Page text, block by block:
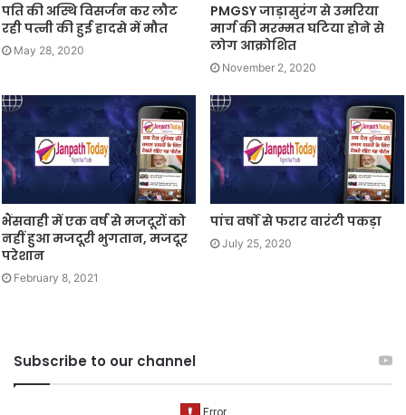
पति की अस्थि विसर्जन कर लौट
रही पत्नी की हुई हादसे में मौत
May 28, 2020
PMGSY जाड़ासुरंग से उमरिया
मार्ग की मरम्मत घटिया होने से
लोग आक्रोशित
November 2, 2020
भैंसवाही में एक वर्ष से मजदूरों को
नहीं हुआ मजदूरी भुगतान, मजदूर
परेशान
February 8, 2021
पांच वर्षों से फरार वारंटी पकड़ा
July 25, 2020
Subscribe to our channel